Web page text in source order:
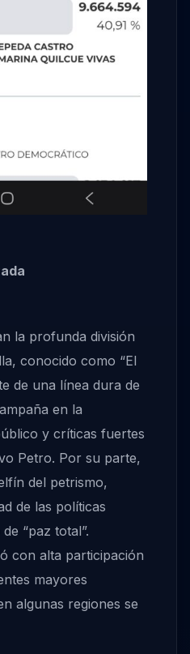
la profunda división
conocido como “El
de una línea dura de
en la
y críticas fuertes
Petro. Por su parte,
del petrismo,
de las políticas
“paz total”.
con alta participación
mayores
algunas regiones se